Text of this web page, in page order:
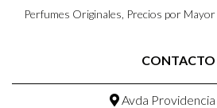
Perfumes Originales, Precios por
CONTACTO
Avda